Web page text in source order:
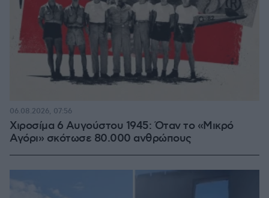
Χιροσίμα 6 Αυγούστου 1945: Όταν το «Μικρό
Αγόρι» σκότωσε 80.000 ανθρώπους
06.08.2026, 07:56